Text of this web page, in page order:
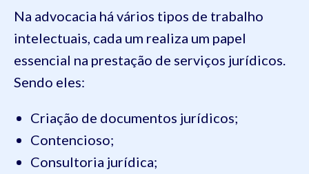
Na advocacia há vários tipos de trabalho
intelectuais, cada um realiza um papel
essencial na prestação de serviços jurídicos.
Sendo eles:
Criação de documentos jurídicos;
Contencioso;
Consultoria jurídica;